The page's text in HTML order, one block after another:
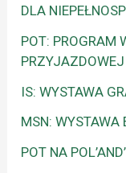
DLA
POT: PROGRAM
IS: WYSTAWA
MSN: WYSTAWA
POT NA